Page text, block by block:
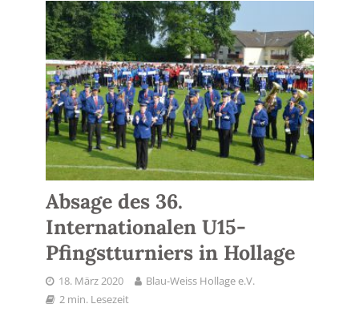
Absage des 36.
Internationalen U15-
Pfingstturniers in Hollage
18. März 2020
Blau-Weiss Hollage e.V.
2 min. Lesezeit